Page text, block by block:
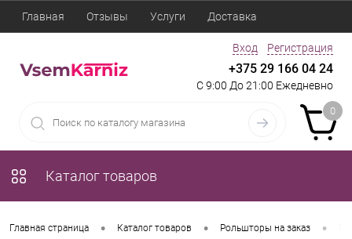
Главная Отзывы Услуги Доставка
Вход Регистрация
+375 29 166 04 24
С 9:00 До 21:00 Ежедневно
0
Каталог товаров
Главная страница • Каталог товаров • Рольшторы на заказ •